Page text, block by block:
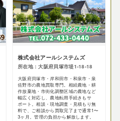
株式会社アールシステムズ
所在地：大阪府貝塚市堤1-18-18
大阪府貝塚市・岸和田市・和泉市・泉
佐野市の農地買取専門。相続農地・耕
作放棄地・市街化調整区域の農地など
幅広く対応し、農地転用手続きもサ
ポート。相談・現地調査・見積もり無
料で、ご相談から買取完了まで通常1〜
3ヶ月。管理の負担から解放します。